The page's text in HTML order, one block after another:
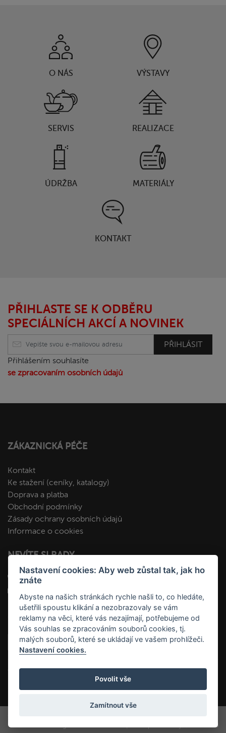
O NÁS VÝSTAVY
SERVIS REALIZACE
ÚDRŽBA MATERIÁLY
KONTAKT
PŘIHLASTE SE K ODBĚRU
SPECIÁLNÍCH AKCÍ A NOVINEK
PŘIHLÁSIT
Přihlášením souhlasíte
se zpracovaním osobních údajů
ZÁKAZNICKÁ PÉČE
Kontakt
Ke stažení (ceníky, katalogy)
Doprava a platba
Obchodní podmínky
Zásady ochrany osobních údajů
Informace o cookies
NEVÍTE SI RADY
+420 412 545 092
SLEDUJTE NÁS
WEB
Nastavení cookies: Aby web zůstal tak, jak ho
znáte
Abyste na našich stránkách rychle našli to, co hledáte,
ušetřili spoustu klikání a nezobrazovaly se vám
reklamy na věci, které vás nezajímají, potřebujeme od
Vás souhlas se zpracováním souborů cookies, tj.
malých souborů, které se ukládají ve vašem prohlížeči.
Nastavení cookies.
Povolit vše
Zamítnout vše